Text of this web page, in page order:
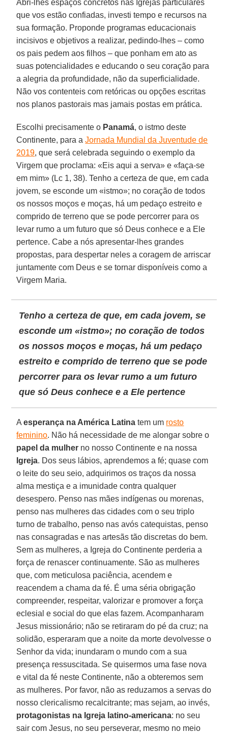
Abri-lhes espaços concretos nas Igrejas particulares
que vos estão confiadas, investi tempo e recursos na
sua formação. Proponde programas educacionais
incisivos e objetivos a realizar, pedindo-lhes – como
os pais pedem aos filhos – que ponham em ato as
suas potencialidades e educando o seu coração para
a alegria da profundidade, não da superficialidade.
Não vos contenteis com retóricas ou opções escritas
nos planos pastorais mas jamais postas em prática.
Escolhi precisamente o Panamá, o istmo deste
Continente, para aJornada Mundial da Juventude de
2019, que será celebrada seguindo o exemplo da
Virgem que proclama: «Eis aqui a serva» e «faça-se
em mim» (Lc 1, 38). Tenho a certeza de que, em cada
jovem, se esconde um «istmo»; no coração de todos
os nossos moços e moças, há um pedaço estreito e
comprido de terreno que se pode percorrer para os
levar rumo a um futuro que só Deus conhece e a Ele
pertence. Cabe a nós apresentar-lhes grandes
propostas, para despertar neles a coragem de arriscar
juntamente com Deus e se tornar disponíveis como a
Virgem Maria.
Tenho a certeza de que, em cada jovem, se
esconde um «istmo»; no coração de todos
os nossos moços e moças, há um pedaço
estreito e comprido de terreno que se pode
percorrer para os levar rumo a um futuro
que só Deus conhece e a Ele pertence
Aesperança na América Latina tem um rosto
feminino. Não há necessidade de me alongar sobre o
papel da mulher no nosso Continente e na nossa
Igreja. Dos seus lábios, aprendemos a fé; quase com
o leite do seu seio, adquirimos os traços da nossa
alma mestiça e a imunidade contra qualquer
desespero. Penso nas mães indígenas ou morenas,
penso nas mulheres das cidades com o seu triplo
turno de trabalho, penso nas avós catequistas, penso
nas consagradas e nas artesãs tão discretas do bem.
Sem as mulheres, a Igreja do Continente perderia a
força de renascer continuamente. São as mulheres
que, com meticulosa paciência, acendem e
reacendem a chama da fé. É uma séria obrigação
compreender, respeitar, valorizar e promover a força
eclesial e social do que elas fazem. Acompanharam
Jesus missionário; não se retiraram do pé da cruz; na
solidão, esperaram que a noite da morte devolvesse o
Senhor da vida; inundaram o mundo com a sua
presença ressuscitada. Se quisermos uma fase nova
e vital da fé neste Continente, não a obteremos sem
as mulheres. Por favor, não as reduzamos a servas do
nosso clericalismo recalcitrante; mas sejam, ao invés,
protagonistas na Igreja latino-americana: no seu
sair com Jesus, no seu perseverar, mesmo no meio